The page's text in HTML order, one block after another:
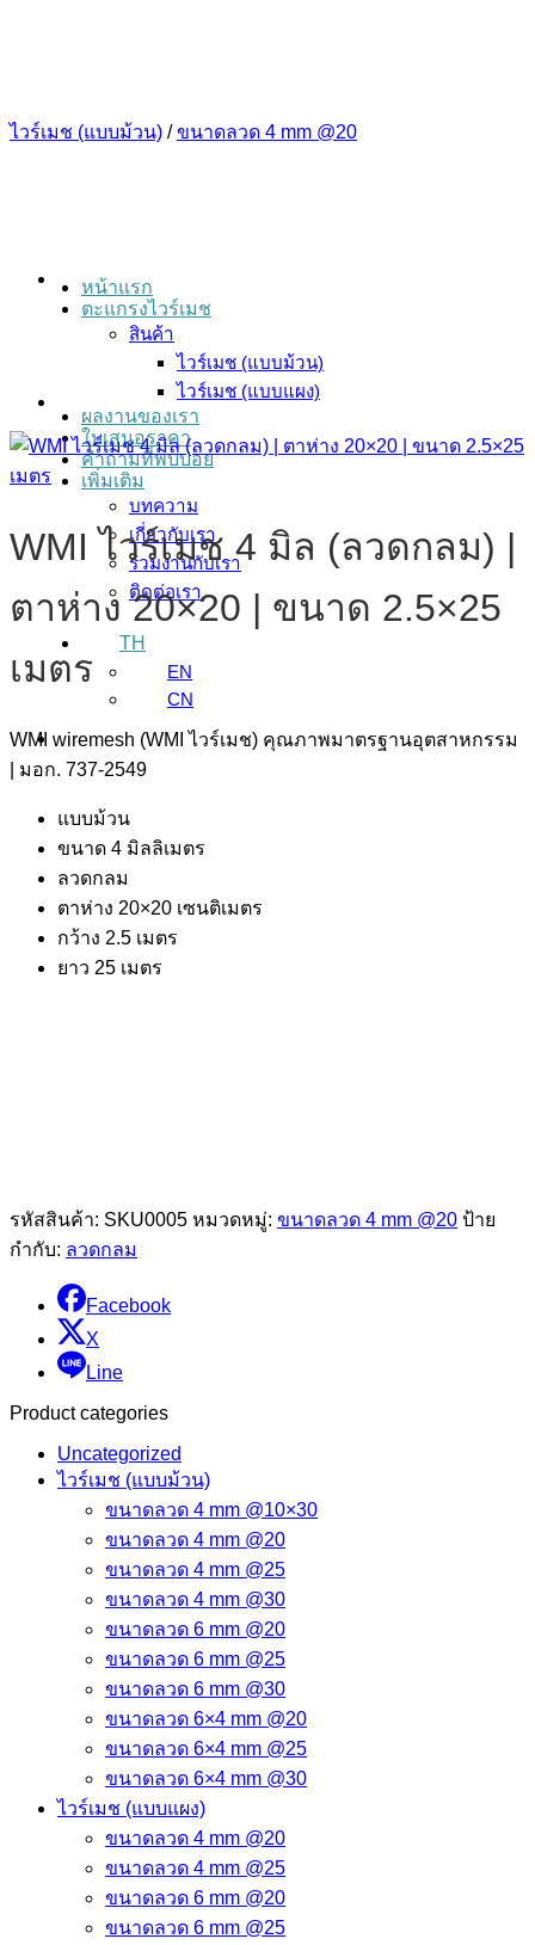
หน้าแรก
ตะแกรงไวร์เมช
สินค้า
ไวร์เมช (แบบม้วน)
ไวร์เมช (แบบแผง)
ผลงานของเรา
ใบเสนอราคา
คำถามที่พบบ่อย
เพิ่มเติม
บทความ
เกี่ยวกับเรา
ร่วมงานกับเรา
ติดต่อเรา
TH
EN
CN
ไวร์เมช (แบบม้วน) / ขนาดลวด 4 mm @20
WMI ไวร์เมช 4 มิล (ลวดกลม) |
ตาห่าง 20×20 | ขนาด 2.5×25
เมตร
WMI wiremesh (WMI ไวร์เมช) คุณภาพมาตรฐานอุตสาหกรรม
| มอก. 737-2549
แบบม้วน
ขนาด 4 มิลลิเมตร
ลวดกลม
ตาห่าง 20×20 เซนติเมตร
กว้าง 2.5 เมตร
ยาว 25 เมตร
รหัสสินค้า: SKU0005 หมวดหมู่: ขนาดลวด 4 mm @20 ป้าย
กำกับ: ลวดกลม
Facebook
X
Line
Product categories
Uncategorized
ไวร์เมช (แบบม้วน)
ขนาดลวด 4 mm @10×30
ขนาดลวด 4 mm @20
ขนาดลวด 4 mm @25
ขนาดลวด 4 mm @30
ขนาดลวด 6 mm @20
ขนาดลวด 6 mm @25
ขนาดลวด 6 mm @30
ขนาดลวด 6×4 mm @20
ขนาดลวด 6×4 mm @25
ขนาดลวด 6×4 mm @30
ไวร์เมช (แบบแผง)
ขนาดลวด 4 mm @20
ขนาดลวด 4 mm @25
ขนาดลวด 6 mm @20
ขนาดลวด 6 mm @25